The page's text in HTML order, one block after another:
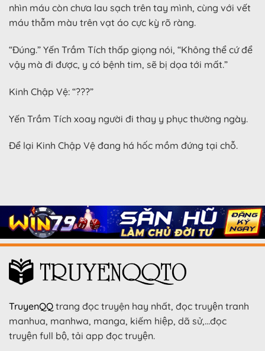
nhìn máu còn chưa lau sạch trên tay mình, cùng với vết
máu thẫm màu trên vạt áo cực kỳ rõ ràng.
“Đúng.” Yến Trầm Tích thấp giọng nói, “Không thể cứ để
vậy mà đi được, y có bệnh tim, sẽ bị dọa tới mất.”
Kinh Chập Vệ: “???”
Yến Trầm Tích xoay người đi thay y phục thường ngày.
Để lại Kinh Chập Vệ đang há hốc mồm đứng tại chỗ.
TruyenQQ trang đọc truyện hay nhất, đọc truyện tranh
manhua, manhwa, manga, kiếm hiệp, dã sử,…đọc
truyện full bộ, tải app đọc truyện.